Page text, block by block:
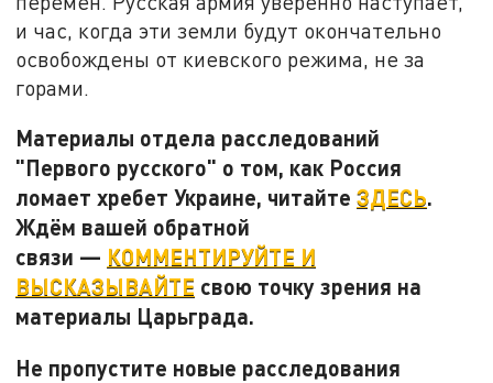
и час, когда эти земли будут окончательно
освобождены от киевского режима, не за
горами.
Материалы отдела расследований
"Первого русского" о том, как Россия
ломает хребет Украине, читайтеЗДЕСЬ.
Ждём вашей обратной
связи — КОММЕНТИРУЙТЕ И
ВЫСКАЗЫВАЙТЕ свою точку зрения на
материалы Царьграда.
Не пропустите новые расследования